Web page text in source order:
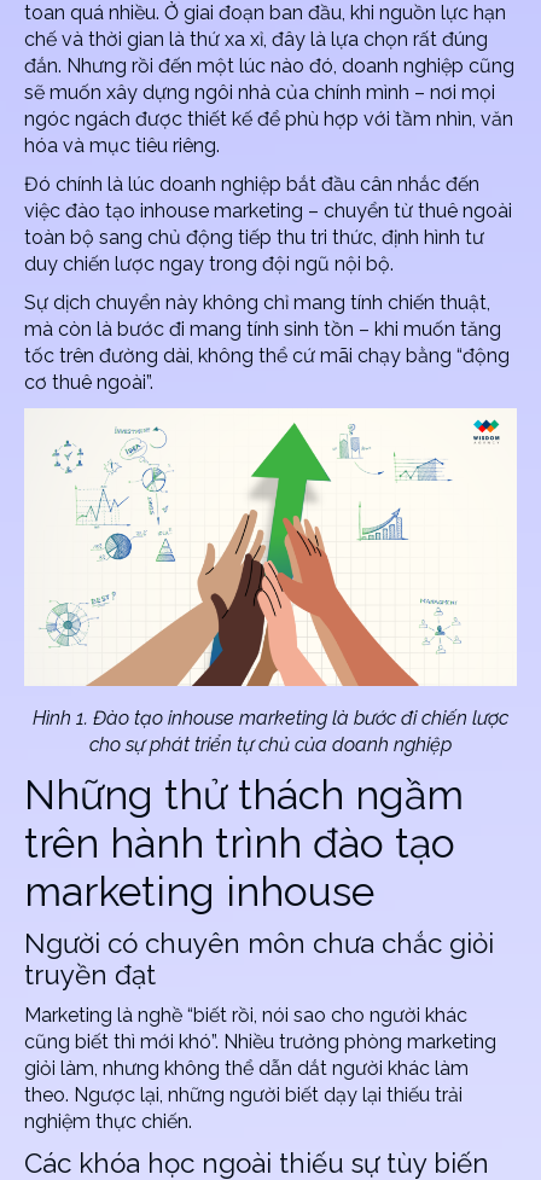
toan quá nhiều. Ở giai đoạn ban đầu, khi nguồn lực hạn
chế và thời gian là thứ xa xỉ, đây là lựa chọn rất đúng
đắn. Nhưng rồi đến một lúc nào đó, doanh nghiệp cũng
sẽ muốn xây dựng ngôi nhà của chính mình – nơi mọi
ngóc ngách được thiết kế để phù hợp với tầm nhìn, văn
hóa và mục tiêu riêng.
Đó chính là lúc doanh nghiệp bắt đầu cân nhắc đến
việc đào tạo inhouse marketing – chuyển từ thuê ngoài
toàn bộ sang chủ động tiếp thu tri thức, định hình tư
duy chiến lược ngay trong đội ngũ nội bộ.
Sự dịch chuyển này không chỉ mang tính chiến thuật,
mà còn là bước đi mang tính sinh tồn – khi muốn tăng
tốc trên đường dài, không thể cứ mãi chạy bằng “động
cơ thuê ngoài”.
Hình 1. Đào tạo inhouse marketing là bước đi chiến lược
cho sự phát triển tự chủ của doanh nghiệp
Những thử thách ngầm
trên hành trình đào tạo
marketing inhouse
Người có chuyên môn chưa chắc giỏi
truyền đạt
Marketing là nghề “biết rồi, nói sao cho người khác
cũng biết thì mới khó”. Nhiều trưởng phòng marketing
giỏi làm, nhưng không thể dẫn dắt người khác làm
theo. Ngược lại, những người biết dạy lại thiếu trải
nghiệm thực chiến.
Các khóa học ngoài thiếu sự tùy biến